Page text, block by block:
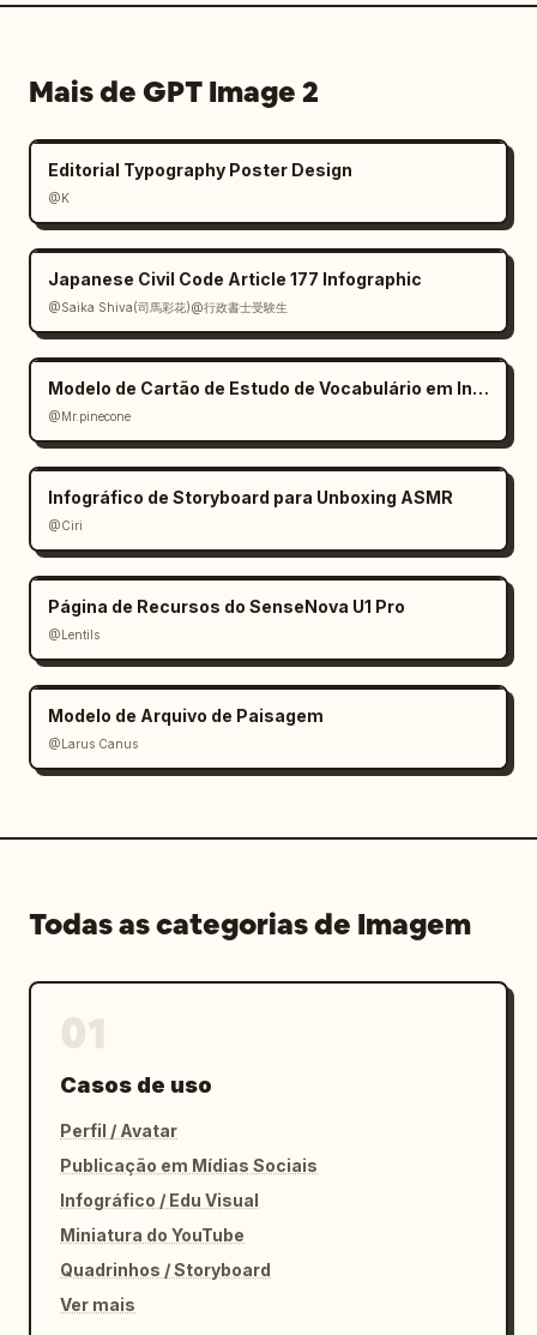
Mais de GPT Image 2
Editorial Typography Poster Design
@K
Japanese Civil Code Article 177 Infographic
@Saika Shiva(司馬彩花)@行政書士受験生
Modelo de Cartão de Estudo de Vocabulário em Inglês
@Mr.pinecone
Infográfico de Storyboard para Unboxing ASMR
@Ciri
Página de Recursos do SenseNova U1 Pro
@Lentils
Modelo de Arquivo de Paisagem
@Larus Canus
Todas as categorias de Imagem
Casos de uso
Perfil / Avatar
Publicação em Mídias Sociais
Infográfico / Edu Visual
Miniatura do YouTube
Quadrinhos / Storyboard
Ver mais